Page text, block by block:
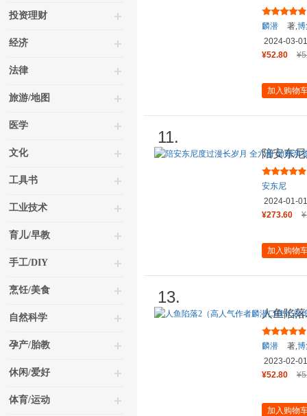
投资理财
经济
法律
旅游/地图
医学
文化
工具书
工业技术
育儿/早教
手工/DIY
烹饪/美食
自然科学
孕产/胎教
休闲/爱好
体育/运动
当当专
麟潜 著,
2024-03-01
¥52.80
加入购物
11.
陪安东
信片 当
安东尼
2024-01-01
¥273.60
加入购物
13.
人鱼陷
作！）
麟潜 著,
2023-02-01
¥52.80
加入购物